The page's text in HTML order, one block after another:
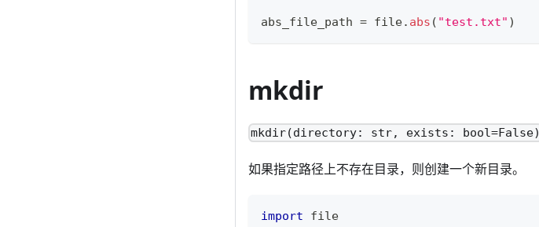
abs_file_path = file. abs ( "test.txt" )
mkdir
mkdir(directory: str, exists: bool=False)
如果指定路径上不存在目录，则创建一个新目录。
import file